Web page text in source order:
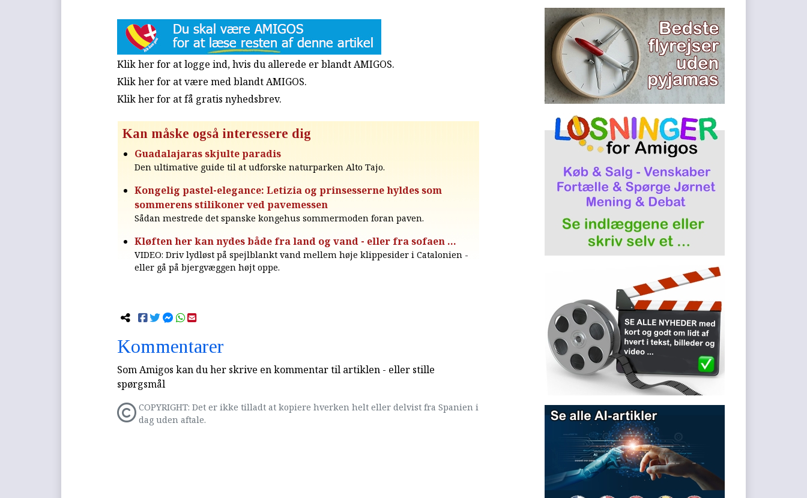
Klik her for at logge ind, hvis du allerede er blandt AMIGOS.
Klik her for at være med blandt AMIGOS.
Klik her for at få gratis nyhedsbrev.
Kan måske også interessere dig
Guadalajaras skjulte paradis
Den ultimative guide til at udforske naturparken Alto Tajo.
Kongelig pastel-elegance: Letizia og prinsesserne hyldes som
sommerens stilikoner ved pavemessen
Sådan mestrede det spanske kongehus sommermoden foran paven.
Kløften her kan nydes både fra land og vand - eller fra sofaen ...
VIDEO: Driv lydløst på spejlblankt vand mellem høje klippesider i Catalonien -
eller gå på bjergvæggen højt oppe.
Kommentarer
Som Amigos kan du her skrive en kommentar til artiklen - eller stille
spørgsmål
COPYRIGHT: Det er ikke tilladt at kopiere hverken helt eller delvist fra Spanien i
dag uden aftale.